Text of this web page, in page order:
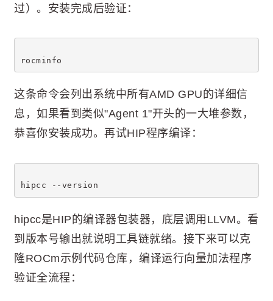
过）。安装完成后验证：
rocminfo
这条命令会列出系统中所有AMD GPU的详细信
息，如果看到类似"Agent 1"开头的一大堆参数，
恭喜你安装成功。再试HIP程序编译：
hipcc --version
hipcc是HIP的编译器包装器，底层调用LLVM。看
到版本号输出就说明工具链就绪。接下来可以克
隆ROCm示例代码仓库，编译运行向量加法程序
验证全流程：